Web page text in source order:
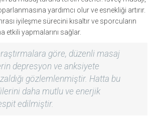
yardımcı olur ve esnekliği artırır.
iyileşme sürecini kısaltır ve sporcuların
etkili yapmalarını sağlar.
göre, düzenli masaj
depresyon ve anksiyete
gözlemlenmiştir. Hatta bu
daha mutlu ve enerjik
edilmiştir.